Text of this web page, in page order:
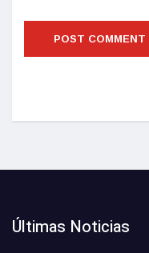
Últimas Noticias